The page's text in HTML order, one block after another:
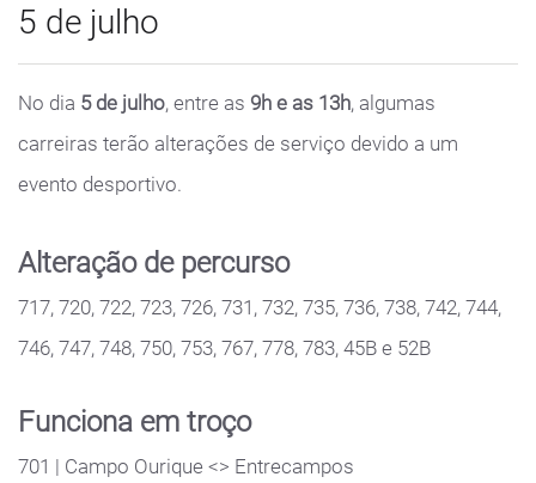
5 de julho
No dia 5 de julho, entre as 9h e as 13h, algumas
carreiras terão alterações de serviço devido a um
evento desportivo.
Alteração de percurso
717, 720, 722, 723, 726, 731, 732, 735, 736, 738, 742, 744,
746, 747, 748, 750, 753, 767, 778, 783, 45B e 52B
Funciona em troço
701 | Campo Ourique <> Entrecampos